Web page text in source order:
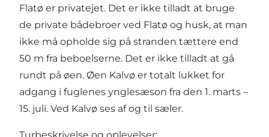
Flatø er privatejet. Det er ikke tilladt at bruge
de private bådebroer ved Flatø og husk, at man
ikke må opholde sig på stranden tættere end
50 m fra beboelserne. Det er ikke tilladt at gå
rundt på øen. Øen Kalvø er totalt lukket for
adgang i fuglenes ynglesæson fra den 1. marts –
15. juli. Ved Kalvø ses af og til sæler.